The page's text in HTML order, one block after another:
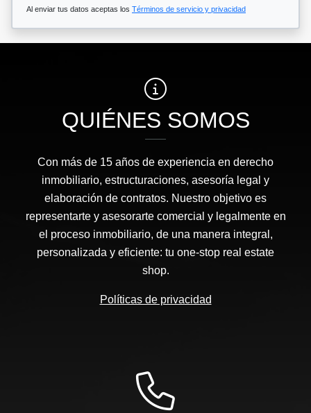
Al enviar tus datos aceptas los Términos de servicio y privacidad
QUIÉNES SOMOS
Con más de 15 años de experiencia en derecho
inmobiliario, estructuraciones, asesoría legal y
elaboración de contratos. Nuestro objetivo es
representarte y asesorarte comercial y legalmente en
el proceso inmobiliario, de una manera integral,
personalizada y eficiente: tu one-stop real estate
shop.
Políticas de privacidad